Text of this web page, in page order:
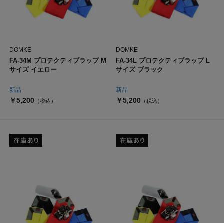
新品
DOMKE
FA-34M プロテクティブラップ M
サイズ イエロー
￥5,200 （税込）
新品
DOMKE
FA-34L プロテクティブラップ L
サイズ ブラック
￥5,200 （税込）